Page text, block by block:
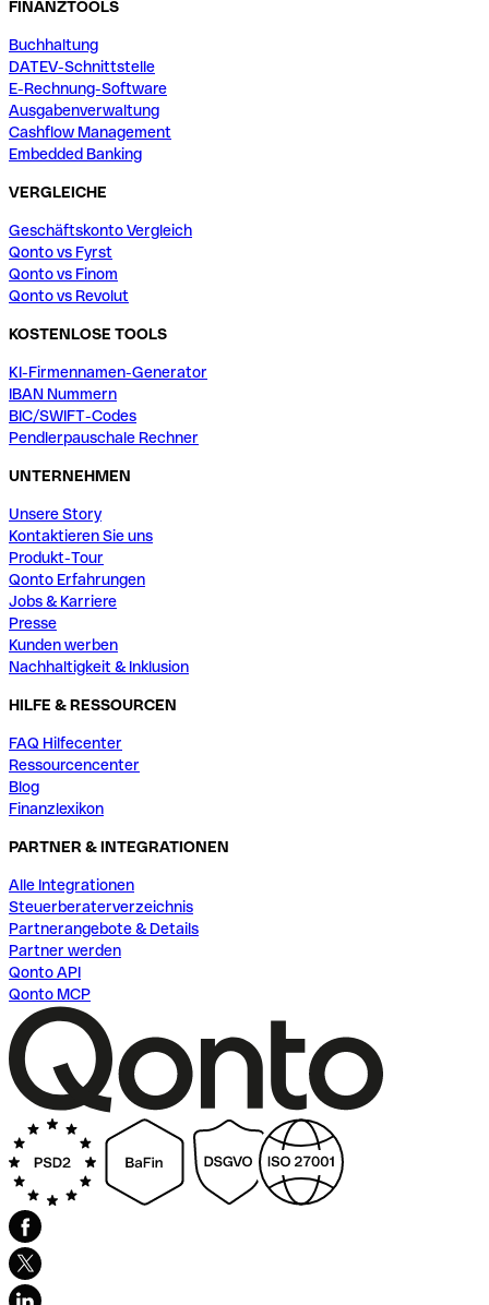
FINANZTOOLS
Buchhaltung
DATEV-Schnittstelle
E-Rechnung-Software
Ausgabenverwaltung
Cashflow Management
Embedded Banking
VERGLEICHE
Geschäftskonto Vergleich
Qonto vs Fyrst
Qonto vs Finom
Qonto vs Revolut
KOSTENLOSE TOOLS
KI-Firmennamen-Generator
IBAN Nummern
BIC/SWIFT-Codes
Pendlerpauschale Rechner
UNTERNEHMEN
Unsere Story
Kontaktieren Sie uns
Produkt-Tour
Qonto Erfahrungen
Jobs & Karriere
Presse
Kunden werben
Nachhaltigkeit & Inklusion
HILFE & RESSOURCEN
FAQ Hilfecenter
Ressourcencenter
Blog
Finanzlexikon
PARTNER & INTEGRATIONEN
Alle Integrationen
Steuerberaterverzeichnis
Partnerangebote & Details
Partner werden
Qonto API
Qonto MCP